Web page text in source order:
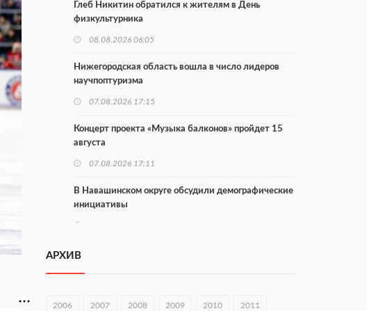
Глеб Никитин обратился к жителям в День
физкультурника
08.08.2026 06:05
Нижегородская область вошла в число лидеров
научпоптуризма
07.08.2026 17:15
Концерт проекта «Музыка балконов» пройдет 15
августа
07.08.2026 17:11
В Навашинском округе обсудили демографические
инициативы
Институт развития агломерации разработал 39
АРХИВ
2006 2007 2008 2009 2010 2011